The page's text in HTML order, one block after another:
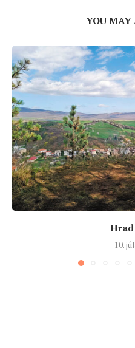
YOU MAY
Hrad
10.